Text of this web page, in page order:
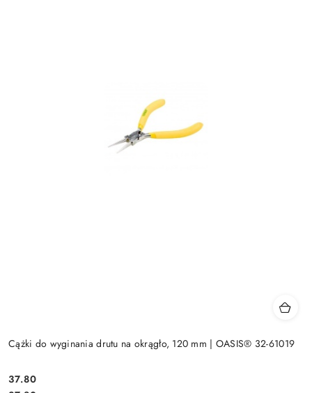
Cążki do wyginania drutu na okrągło, 120 mm | OASIS® 32-61019
37.80